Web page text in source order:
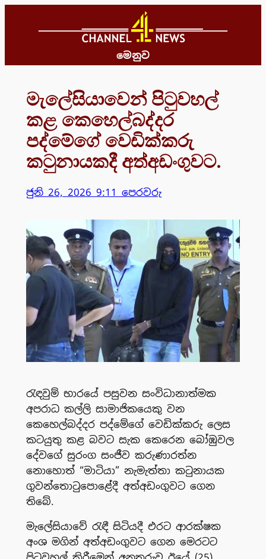
මෙනුව
මැලේසියාවෙන් පිටුවහල්
කළ කෙහෙල්බද්දර
පද්මේගේ වෙඩික්කරු
කටුනායකදී අත්අඩංගුවට.
ජුනි 26, 2026 9:11 පෙරවරු
රැඳවුම් භාරයේ පසුවන සංවිධානාත්මක
අපරාධ කල්ලි සාමාජිකයෙකු වන
කෙහෙල්බද්දර පද්මේගේ වෙඩික්කරු ලෙස
කටයුතු කළ බවට සැක කෙරෙන බෝඹුවල
දේවගේ සුරංග සංජීව කරුණාරත්න
නොහොත් “මාටියා” නැමැත්තා කටුනායක
ගුවන්තොටුපොළේදී අත්අඩංගුවට ගෙන
තිබේ.
මැලේසියාවේ රැඳී සිටියදී එරට ආරක්ෂක
අංශ මගින් අත්අඩංගුවට ගෙන මෙරටට